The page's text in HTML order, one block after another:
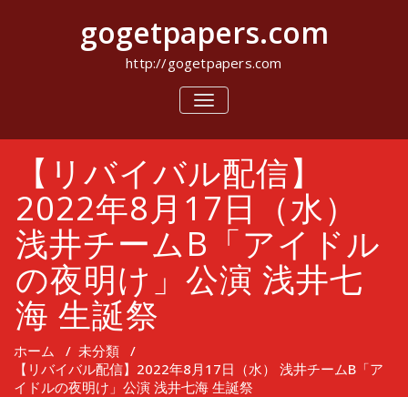
キ
gogetpapers.com
http://gogetpapers.com
ナ
ビ
シ
ョ
ン
を
切
り
替
え
【リバイバル配信】
2022年8月17日（水）
浅井チームB「アイドル
の夜明け」公演 浅井七
海 生誕祭
ホーム / 未分類 /
【リバイバル配信】2022年8月17日（水） 浅井チームB「ア
イドルの夜明け」公演 浅井七海 生誕祭